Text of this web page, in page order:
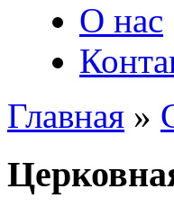
О нас
Главная »